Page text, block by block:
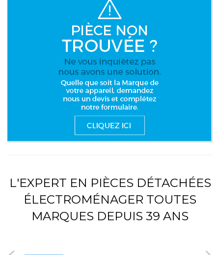
L'EXPERT EN PIÈCES DÉTACHÉES
ÉLECTROMÉNAGER TOUTES
MARQUES DEPUIS 39 ANS